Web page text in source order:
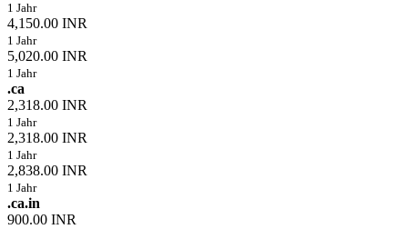
1 Jahr
4,150.00 INR
1 Jahr
5,020.00 INR
1 Jahr
.ca
2,318.00 INR
1 Jahr
2,318.00 INR
1 Jahr
2,838.00 INR
1 Jahr
.ca.in
900.00 INR